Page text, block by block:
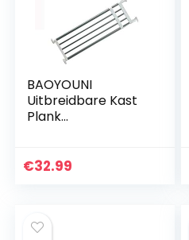
BAOYOUNI
Uitbreidbare Kast
Plank
Garderobe Kast
€32.99